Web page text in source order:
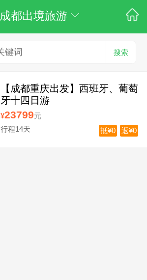
成都出境旅游
搜索
【成都重庆出发】西班牙、葡萄
牙十四日游
¥23799元
行程14天
返¥0
抵¥0